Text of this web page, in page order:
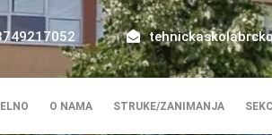
O NAMA STRUKE/ZANIMANJA